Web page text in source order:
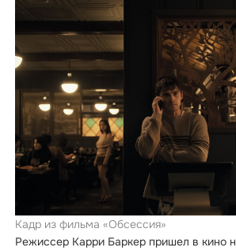
Кадр из фильма «Обсессия»
Режиссер Карри Баркер пришел в кино